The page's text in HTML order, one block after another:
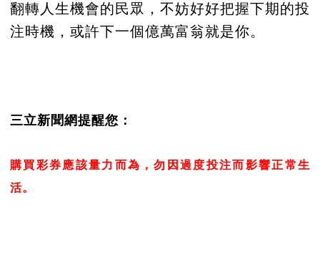
翻轉人生機會的民眾，不妨好好把握下期的投
注時機，或許下一個億萬富翁就是你。
三立新聞網提醒您：
購買彩券應該量力而為，勿因過度投注而影響正常生
活。